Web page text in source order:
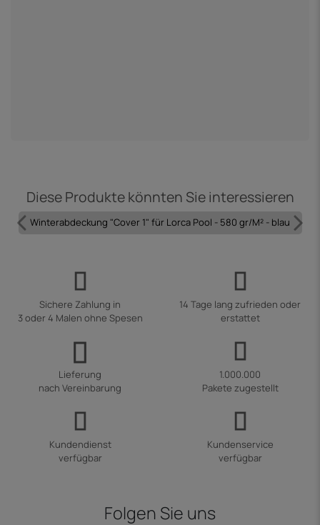
Diese Produkte könnten Sie interessieren
Winterabdeckung "Cover 1" für Lorca Pool - 580 gr/M² - blau
Sichere Zahlung in
3 oder 4 Malen ohne Spesen
14 Tage lang zufrieden oder
erstattet
Lieferung
nach Vereinbarung
1.000.000
Pakete zugestellt
Kundendienst
verfügbar
Kundenservice
verfügbar
Folgen Sie uns